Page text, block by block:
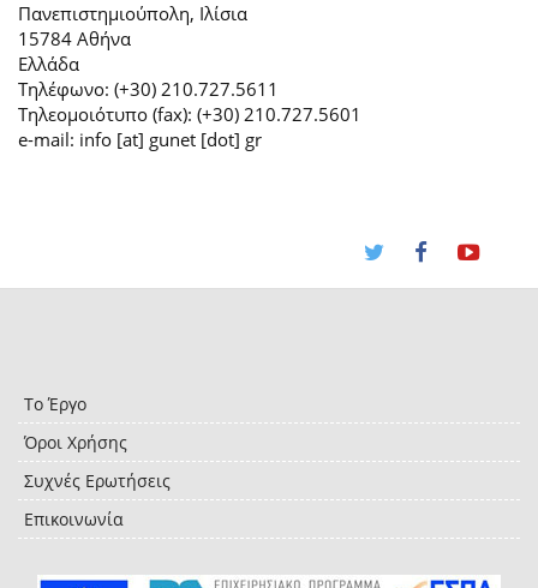
Πανεπιστημιούπολη, Ιλίσια
15784 Αθήνα
Ελλάδα
Τηλέφωνο: (+30) 210.727.5611
Τηλεομοιότυπο (fax): (+30) 210.727.5601
e-mail: info [at] gunet [dot] gr
Το Έργο
Όροι Χρήσης
Συχνές Ερωτήσεις
Επικοινωνία